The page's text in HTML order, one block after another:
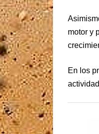
motor y
En los